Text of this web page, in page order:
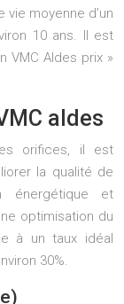
moyenne d’un
10 ans. Il est
VMC Aldes prix »
aldes
orifices, il est
la qualité de
énergétique et
optimisation du
à un taux idéal
30%.